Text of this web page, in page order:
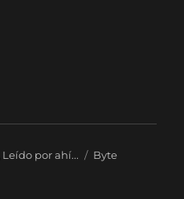
Leído por ahí... Etiquetas
Byte